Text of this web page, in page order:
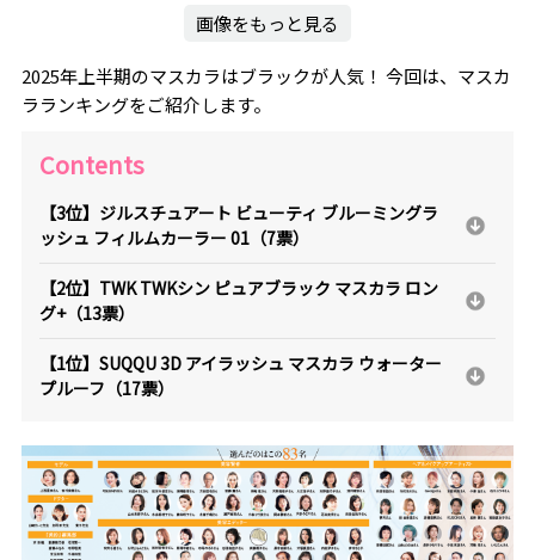
画像をもっと見る
2025年上半期のマスカラはブラックが人気！ 今回は、マスカ
ラランキングをご紹介します。
Contents
【3位】ジルスチュアート ビューティ ブルーミングラ
ッシュ フィルムカーラー 01（7票）
【2位】TWK TWKシン ピュアブラック マスカラ ロン
グ+（13票）
【1位】SUQQU 3D アイラッシュ マスカラ ウォーター
プルーフ（17票）